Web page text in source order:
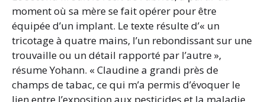
moment où sa mère se fait opérer pour être
équipée d’un implant. Le texte résulte d’« un
tricotage à quatre mains, l’un rebondissant sur une
trouvaille ou un détail rapporté par l’autre »,
résume Yohann. « Claudine a grandi près de
champs de tabac, ce qui m’a permis d’évoquer le